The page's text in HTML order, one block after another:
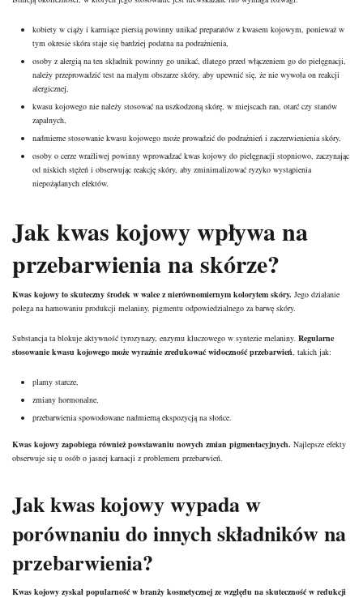
kobiety w ciąży i karmiące piersią powinny unikać preparatów z kwasem kojowym, ponieważ w
tym okresie skóra staje się bardziej podatna na podrażnienia,
osoby z alergią na ten składnik powinny go unikać, dlatego przed włączeniem go do pielęgnacji,
należy przeprowadzić test na małym obszarze skóry, aby upewnić się, że nie wywoła on reakcji
alergicznej,
kwasu kojowego nie należy stosować na uszkodzoną skórę, w miejscach ran, otarć czy stanów
zapalnych,
nadmierne stosowanie kwasu kojowego może prowadzić do podrażnień i zaczerwienienia skóry,
osoby o cerze wrażliwej powinny wprowadzać kwas kojowy do pielęgnacji stopniowo, zaczynając
od niskich stężeń i obserwując reakcję skóry, aby zminimalizować ryzyko wystąpienia
niepożądanych efektów.
Jak kwas kojowy wpływa na
przebarwienia na skórze?
Kwas kojowy to skuteczny środek w walce z nierównomiernym kolorytem skóry. Jego działanie
polega na hamowaniu produkcji melaniny, pigmentu odpowiedzialnego za barwę skóry.
Substancja ta blokuje aktywność tyrozynazy, enzymu kluczowego w syntezie melaniny. Regularne
stosowanie kwasu kojowego może wyraźnie zredukować widoczność przebarwień, takich jak:
plamy starcze,
zmiany hormonalne,
przebarwienia spowodowane nadmierną ekspozycją na słońce.
Kwas kojowy zapobiega również powstawaniu nowych zmian pigmentacyjnych. Najlepsze efekty
obserwuje się u osób o jasnej karnacji z problemem przebarwień.
Jak kwas kojowy wypada w
porównaniu do innych składników na
przebarwienia?
Kwas kojowy zyskał popularność w branży kosmetycznej ze względu na skuteczność w redukcji